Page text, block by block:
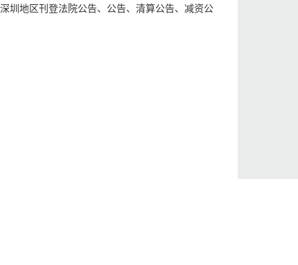
圳地区刊登法院公告、公告、清算公告、减资公